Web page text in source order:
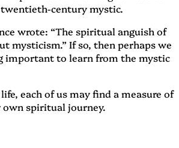
century mystic.
wrote: “The spiritual anguish of
mysticism.” If so, then perhaps we
important to learn from the mystic
each of us may find a measure of
spiritual journey.